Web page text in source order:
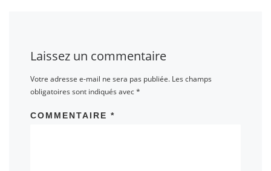
Laissez un commentaire
Votre adresse e-mail ne sera pas publiée. Les champs
obligatoires sont indiqués avec*
COMMENTAIRE*